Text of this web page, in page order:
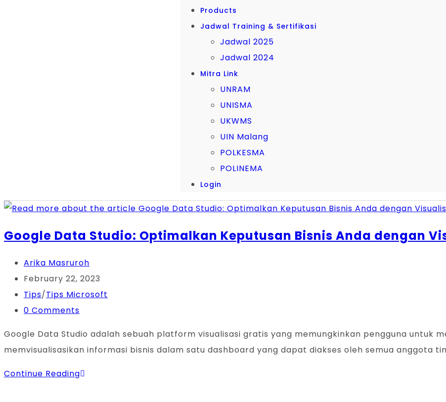
Products
Jadwal Training & Sertifikasi
Jadwal 2025
Jadwal 2024
Mitra Link
UNRAM
UNISMA
UKWMS
UIN Malang
POLKESMA
POLINEMA
Login
Google Data Studio: Optimalkan Keputusan Bisnis Anda dengan
Arika Masruroh
February 22, 2023
Tips/Tips Microsoft
0 Comments
Google Data Studio adalah sebuah platform visualisasi gratis yang memungkinkan pengguna untuk
memvisualisasikan informasi bisnis dalam satu dashboard yang dapat diakses oleh semua anggota
Continue Reading